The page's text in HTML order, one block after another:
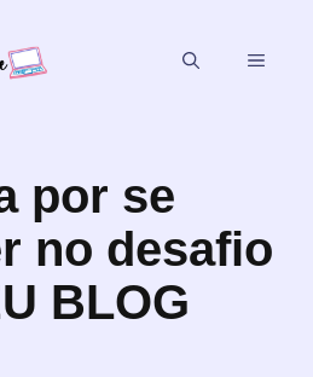
por se
no desafio
BLOG